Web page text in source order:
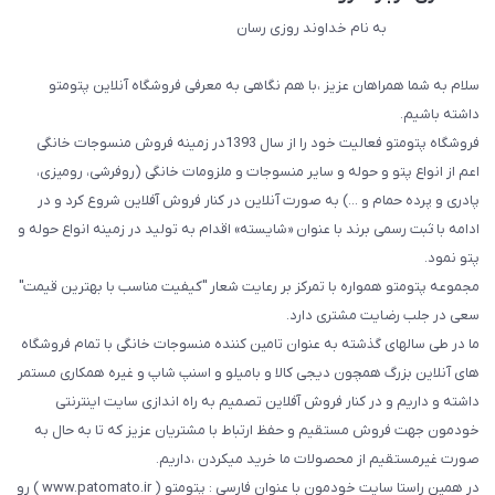
به نام خداوند روزی رسان
سلام به شما همراهان عزیز ،با هم نگاهی به معرفی فروشگاه آنلاین پتومتو
داشته باشیم.
فروشگاه پتومتو فعالیت خود را از سال 1393در زمینه فروش منسوجات خانگی
اعم از انواع پتو و حوله و سایر منسوجات و ملزومات خانگی (روفرشی، رومیزی،
پادری و پرده حمام و ...) به صورت آنلاین در کنار فروش آفلاین شروع کرد و در
ادامه با ثبت رسمی برند با عنوان «شایسته» اقدام به تولید در زمینه انواع حوله و
پتو نمود.
مجموعه پتومتو همواره با تمرکز بر رعایت شعار "کیفیت مناسب با بهترین قیمت"
سعی در جلب رضایت مشتری دارد.
ما در طی سالهای گذشته به عنوان تامین کننده منسوجات خانگی با تمام فروشگاه
های آنلاین بزرگ همچون دیجی کالا و بامیلو و اسنپ شاپ و غیره همکاری مستمر
داشته و داریم و در کنار فروش آفلاین تصمیم به راه اندازی سایت اینترنتی
خودمون جهت فروش مستقیم و حفظ ارتباط با مشتریان عزیز که تا به حال به
صورت غیرمستقیم از محصولات ما خرید میکردن ،داریم.
در همین راستا سایت خودمون با عنوان فارسی : پتومتو ( www.patomato.ir ) رو